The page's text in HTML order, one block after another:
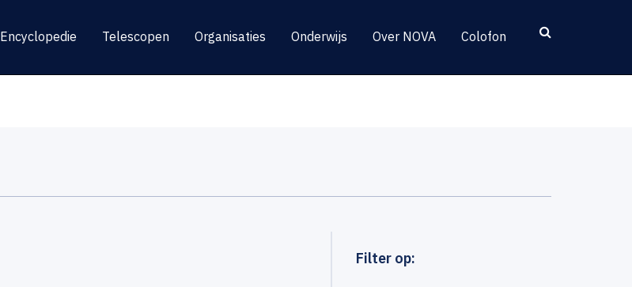
Encyclopedie Telescopen Organisaties Onderwijs Over NOVA Colofon
Filter op: